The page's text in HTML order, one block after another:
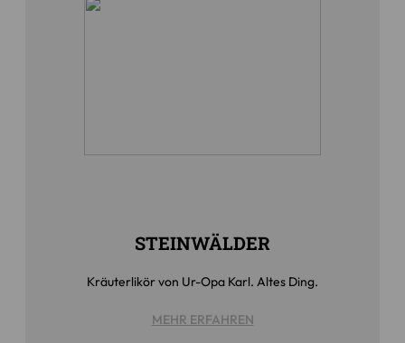
STEINWÄLDER
Kräuterlikör von Ur-Opa Karl. Altes Ding.
MEHR ERFAHREN